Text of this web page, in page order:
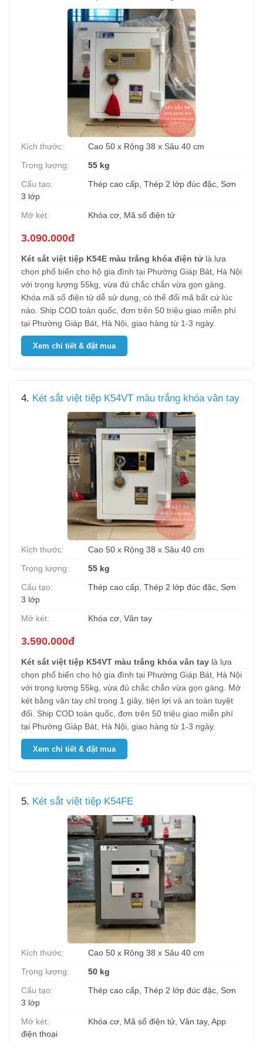
Kích thước:
Cao 50 x Rộng 38 x Sâu 40 cm
Trọng lượng:
55 kg
Cấu tạo:
Thép cao cấp, Thép 2 lớp đúc đặc, Sơn
3 lớp
Mở két:
Khóa cơ, Mã số điện tử
3.090.000đ
Két sắt việt tiệp K54E màu trắng khóa điện tửlà lựa
chọn phổ biến cho hộ gia đình tại Phường Giáp Bát, Hà Nội
với trọng lượng 55kg, vừa đủ chắc chắn vừa gọn gàng.
Khóa mã số điện tử dễ sử dụng, có thể đổi mã bất cứ lúc
nào. Ship COD toàn quốc, đơn trên 50 triệu giao miễn phí
tại Phường Giáp Bát, Hà Nội, giao hàng từ 1-3 ngày.
Xem chi tiết & đặt mua
4. Két sắt việt tiệp K54VT màu trắng khóa vân tay
Kích thước:
Cao 50 x Rộng 38 x Sâu 40 cm
Trọng lượng:
55 kg
Cấu tạo:
Thép cao cấp, Thép 2 lớp đúc đặc, Sơn
3 lớp
Mở két:
Khóa cơ, Vân tay
3.590.000đ
Két sắt việt tiệp K54VT màu trắng khóa vân tay là lựa
chọn phổ biến cho hộ gia đình tại Phường Giáp Bát, Hà Nội
với trọng lượng 55kg, vừa đủ chắc chắn vừa gọn gàng. Mở
két bằng vân tay chỉ trong 1 giây, tiện lợi và an toàn tuyệt
đối. Ship COD toàn quốc, đơn trên 50 triệu giao miễn phí
tại Phường Giáp Bát, Hà Nội, giao hàng từ 1-3 ngày.
Xem chi tiết & đặt mua
5. Két sắt việt tiệp K54FE
Kích thước:
Cao 50 x Rộng 38 x Sâu 40 cm
Trọng lượng:
50 kg
Cấu tạo:
Thép cao cấp, Thép 2 lớp đúc đặc, Sơn
3 lớp
Mở két:
Khóa cơ, Mã số điện tử, Vân tay, App
điện thoại